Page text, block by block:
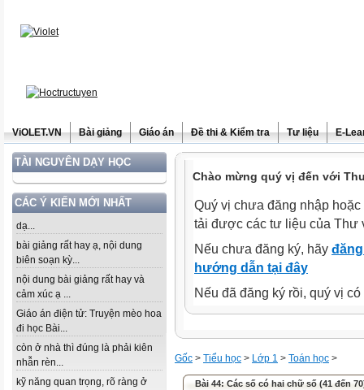
ViOLET.VN Bài giảng Giáo án Đề thi & Kiểm tra Tư liệu E-
TÀI NGUYÊN DẠY HỌC
CÁC Ý KIẾN MỚI NHẤT
dạ...
bài giảng rất hay ạ, nội dung
biên soạn kỳ...
nội dung bài giảng rất hay và
cảm xúc ạ ...
Giáo án điện tử: Truyện mèo hoa
đi học Bài...
còn ở nhà thì đúng là phải kiên
nhẫn rèn...
kỹ năng quan trọng, rõ ràng ở
Chào mừng quý vị đến với
Quý vị chưa đăng nhập
tải được các tư liệu của Thư
Nếu chưa đăng ký, hãy
hướng dẫn tại đây
Nếu đã đăng ký rồi, quý vị
Gốc > Tiểu học > Lớp 1 > Toán học >
Bài 44: Các số có hai chữ số (41 đến